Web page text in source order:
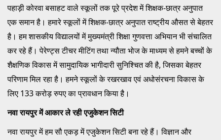
पहाड़ी कोरवा बसाहट वाले स्कूलों तक पूरे प्रदेश में शिक्षक-छात्र अनुपात
एक समान है। हमारे स्कूलों में शिक्षक-छात्र अनुपात राष्ट्रीय औसत से बेहतर
है। हम शासकीय विद्यालयों में मुख्यमंत्री शिक्षा गुणवत्ता अभियान भी संचालित
कर रहे हैं। पेरेण्ट्स टीचर मीटिंग तथा न्यौता भोज के माध्यम से हमने बच्चों के
शैक्षणिक विकास में सामुदायिक भागीदारी सुनिश्चित की है, जिसका बेहतर
परिणाम मिल रहा है। हमने स्कूलों के रखरखाव एवं अधोसंरचना विकास के
लिए 133 करोड़ रुपए का प्रावधान किया है।
नवा रायपुर में आकार ले रही एजुकेशन सिटी
नवा रायपुर में हम सौ एकड़ में एजुकेशन सिटी बना रहे हैं। विज्ञान और